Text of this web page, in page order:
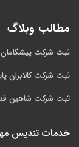
مطالب وبلاگ
ثبت شرکت پیشگامان
ثبت شرکت کالابران
ثبت شرکت شاهین
خدمات تندیس